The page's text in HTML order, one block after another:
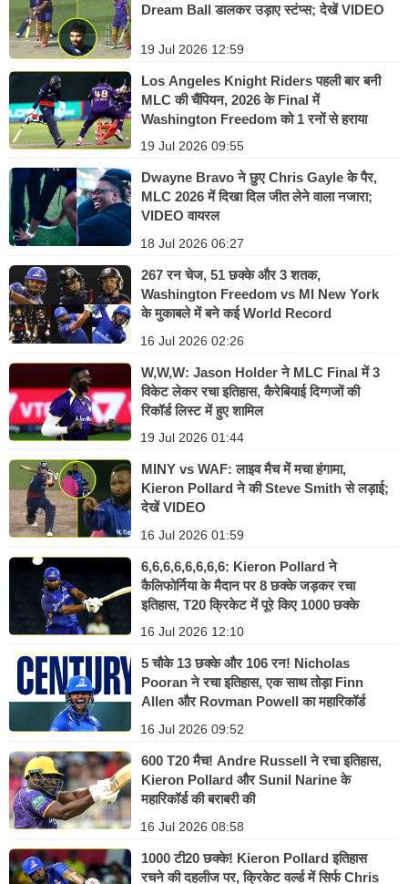
Dream Ball डालकर उड़ाए स्टंप्स; देखें VIDEO
19 Jul 2026 12:59
Los Angeles Knight Riders पहली बार बनी
MLC की चैंपियन, 2026 के Final में
Washington Freedom को 1 रनों से हराया
19 Jul 2026 09:55
Dwayne Bravo ने छुए Chris Gayle के पैर,
MLC 2026 में दिखा दिल जीत लेने वाला नजारा;
VIDEO वायरल
18 Jul 2026 06:27
267 रन चेज, 51 छक्के और 3 शतक,
Washington Freedom vs MI New York
के मुकाबले में बने कई World Record
16 Jul 2026 02:26
W,W,W: Jason Holder ने MLC Final में 3
विकेट लेकर रचा इतिहास, कैरेबियाई दिग्गजों की
रिकॉर्ड लिस्ट में हुए शामिल
19 Jul 2026 01:44
MINY vs WAF: लाइव मैच में मचा हंगामा,
Kieron Pollard ने की Steve Smith से लड़ाई;
देखें VIDEO
16 Jul 2026 01:59
6,6,6,6,6,6,6,6: Kieron Pollard ने
कैलिफोर्निया के मैदान पर 8 छक्के जड़कर रचा
इतिहास, T20 क्रिकेट में पूरे किए 1000 छक्के
16 Jul 2026 12:10
5 चौके 13 छक्के और 106 रन! Nicholas
Pooran ने रचा इतिहास, एक साथ तोड़ा Finn
Allen और Rovman Powell का महारिकॉर्ड
16 Jul 2026 09:52
600 T20 मैच! Andre Russell ने रचा इतिहास,
Kieron Pollard और Sunil Narine के
महारिकॉर्ड की बराबरी की
16 Jul 2026 08:58
1000 टी20 छक्के! Kieron Pollard इतिहास
रचने की दहलीज पर, क्रिकेट वर्ल्ड में सिर्फ Chris